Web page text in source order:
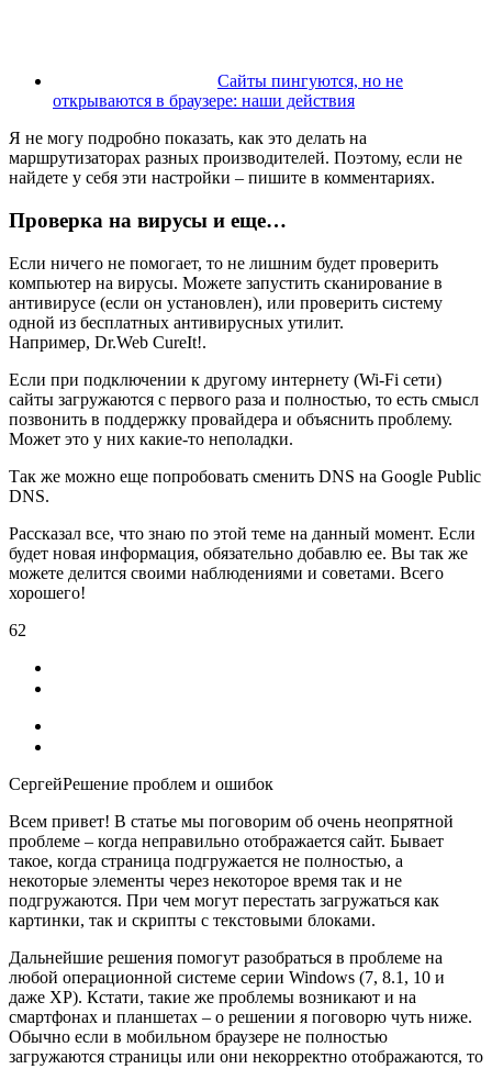
Сайты пингуются, но не
открываются в браузере: наши действия
Я не могу подробно показать, как это делать на
маршрутизаторах разных производителей. Поэтому, если не
найдете у себя эти настройки – пишите в комментариях.
Проверка на вирусы и еще…
Если ничего не помогает, то не лишним будет проверить
компьютер на вирусы. Можете запустить сканирование в
антивирусе (если он установлен), или проверить систему
одной из бесплатных антивирусных утилит.
Например, Dr.Web CureIt!.
Если при подключении к другому интернету (Wi-Fi сети)
сайты загружаются с первого раза и полностью, то есть смысл
позвонить в поддержку провайдера и объяснить проблему.
Может это у них какие-то неполадки.
Так же можно еще попробовать сменить DNS на Google Public
DNS.
Рассказал все, что знаю по этой теме на данный момент. Если
будет новая информация, обязательно добавлю ее. Вы так же
можете делится своими наблюдениями и советами. Всего
хорошего!
62
СергейРешение проблем и ошибок
Всем привет! В статье мы поговорим об очень неопрятной
проблеме – когда неправильно отображается сайт. Бывает
такое, когда страница подгружается не полностью, а
некоторые элементы через некоторое время так и не
подгружаются. При чем могут перестать загружаться как
картинки, так и скрипты с текстовыми блоками.
Дальнейшие решения помогут разобраться в проблеме на
любой операционной системе серии Windows (7, 8.1, 10 и
даже XP). Кстати, такие же проблемы возникают и на
смартфонах и планшетах – о решении я поговорю чуть ниже.
Обычно если в мобильном браузере не полностью
загружаются страницы или они некорректно отображаются, то